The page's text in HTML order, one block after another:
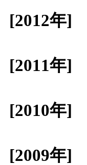
[2012年]
[2011年]
[2010年]
[2009年]